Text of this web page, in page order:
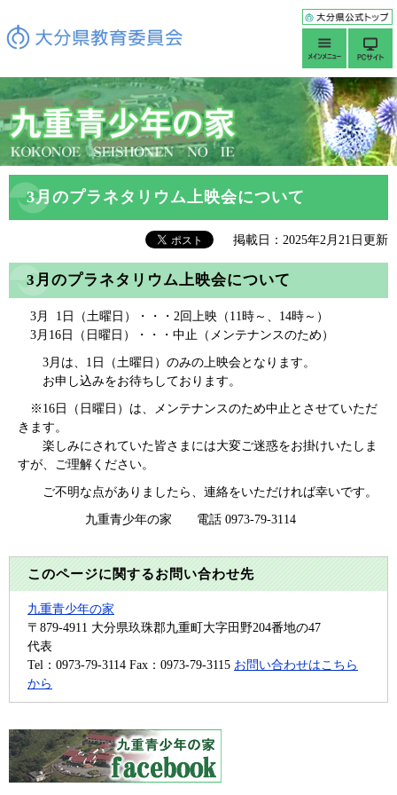
3月のプラネタリウム上映会について
掲載日：2025年2月21日更新
3月のプラネタリウム上映会について
3月 1日（土曜日）・・・2回上映（11時～、14時～）
3月16日（日曜日）・・・中止（メンテナンスのため）
3月は、1日（土曜日）のみの上映会となります。
お申し込みをお待ちしております。
※16日（日曜日）は、メンテナンスのため中止とさせていただ
きます。
楽しみにされていた皆さまには大変ご迷惑をお掛けいたしま
すが、ご理解ください。
ご不明な点がありましたら、連絡をいただければ幸いです。
九重青少年の家 電話 0973-79-3114
このページに関するお問い合わせ先
九重青少年の家
〒879-4911 大分県玖珠郡九重町大字田野204番地の47
代表
Tel：0973-79-3114 Fax：0973-79-3115 お問い合わせはこちら
から